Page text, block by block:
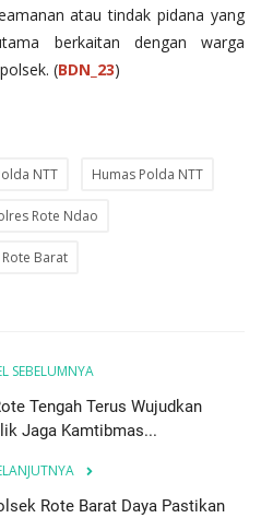
atau tindak pidana yang
berkaitan dengan warga
(BDN_23)
NTT Humas Polda NTT
Rote Ndao
Barat
SEBELUMNYA
Tengah Terus Wujudkan
Jaga Kamtibmas...
Rote Barat Daya Pastikan